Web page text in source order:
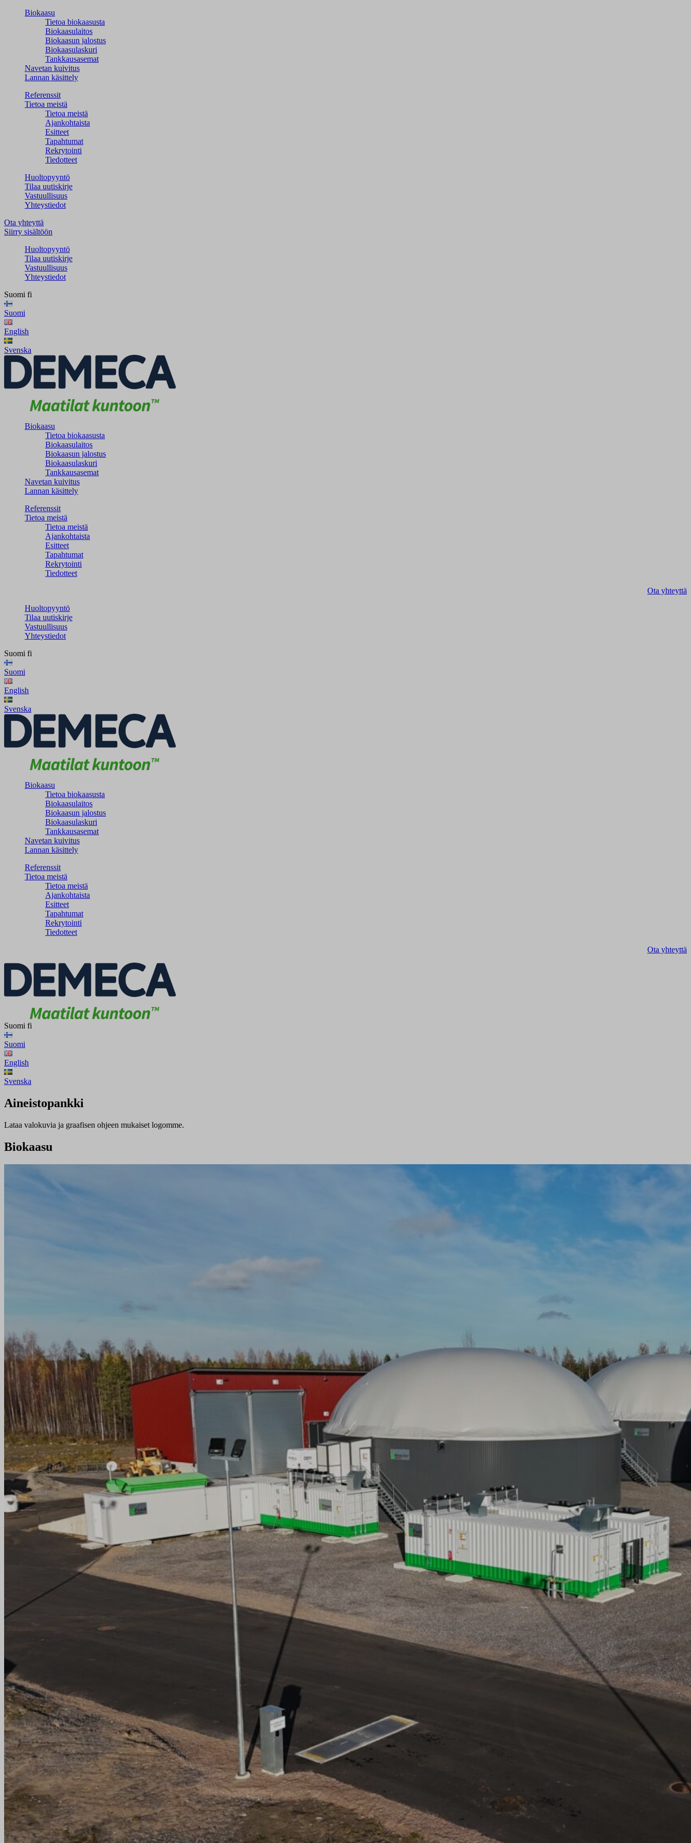
Biokaasu
Tietoa biokaasusta
Biokaasulaitos
Biokaasun jalostus
Biokaasulaskuri
Tankkausasemat
Navetan kuivitus
Lannan käsittely
Referenssit
Tietoa meistä
Tietoa meistä
Ajankohtaista
Esitteet
Tapahtumat
Rekrytointi
Tiedotteet
Huoltopyyntö
Tilaa uutiskirje
Vastuullisuus
Yhteystiedot
Ota yhteyttä
Siirry sisältöön
Huoltopyyntö
Tilaa uutiskirje
Vastuullisuus
Yhteystiedot
Suomi fi
Suomi
English
Svenska
Biokaasu
Tietoa biokaasusta
Biokaasulaitos
Biokaasun jalostus
Biokaasulaskuri
Tankkausasemat
Navetan kuivitus
Lannan käsittely
Referenssit
Tietoa meistä
Tietoa meistä
Ajankohtaista
Esitteet
Tapahtumat
Rekrytointi
Tiedotteet
Ota yhteyttä
Huoltopyyntö
Tilaa uutiskirje
Vastuullisuus
Yhteystiedot
Suomi fi
Suomi
English
Svenska
Biokaasu
Tietoa biokaasusta
Biokaasulaitos
Biokaasun jalostus
Biokaasulaskuri
Tankkausasemat
Navetan kuivitus
Lannan käsittely
Referenssit
Tietoa meistä
Tietoa meistä
Ajankohtaista
Esitteet
Tapahtumat
Rekrytointi
Tiedotteet
Ota yhteyttä
Suomi fi
Suomi
English
Svenska
Aineistopankki
Lataa valokuvia ja graafisen ohjeen mukaiset logomme.
Biokaasu